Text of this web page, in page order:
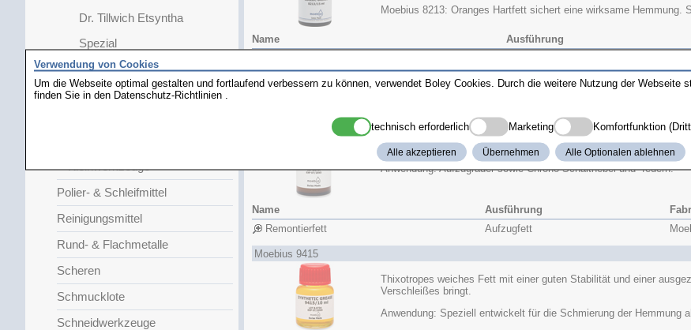
Dr. Tillwich Etsyntha
Spezial
Dichtungsfette
Epilame und
Kleinwerkzeuge
Polier- & Schleifmittel
Reinigungsmittel
Rund- & Flachmetalle
Scheren
Schmucklote
Schneidwerkzeuge
Moebius 8213: Oranges Hartfett sichert eine wirksame
Name Ausführung
Fett Glissalube A
für Messing-FH
Hartfett mit sehr guter Haftung. Empfohlen für Federn und
Anwendung: Aufzugräder sowie Chrono-Schalthebel und -federn.
Name Ausführung
Remontierfett
Aufzugfett
Moebius 9415
Thixotropes weiches Fett mit einer guten Stabilität und einer
Verschleißes bringt.
Anwendung: Speziell entwickelt für die Schmierung der Hemmung
Verwendung von Cookies
Um die Webseite optimal gestalten und fortlaufend verbessern zu können, verwendet Boley Cookies. Durch die weitere Nutzung der Webseite
finden Sie in den Datenschutz-Richtlinien
technisch erforderlich Marketing Komfortfunktion
Alle akzeptieren Übernehmen Alle Optionalen ablehnen